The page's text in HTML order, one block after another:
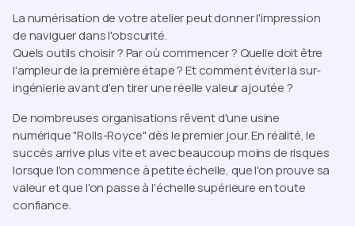
La numérisation de votre atelier peut donner l'impression
de naviguer dans l'obscurité.
Quels outils choisir ? Par où commencer ? Quelle doit être
l'ampleur de la première étape ? Et comment éviter la sur-
ingénierie avant d'en tirer une réelle valeur ajoutée ?
De nombreuses organisations rêvent d'une usine
numérique "Rolls-Royce" dès le premier jour. En réalité, le
succès arrive plus vite et avec beaucoup moins de risques
lorsque l'on commence à petite échelle, que l'on prouve sa
valeur et que l'on passe à l'échelle supérieure en toute
confiance.